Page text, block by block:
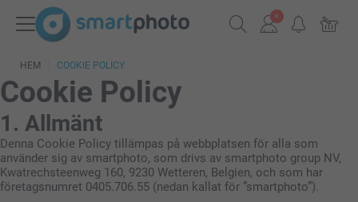
HEM COOKIE POLICY
Cookie Policy
1. Allmänt
Denna Cookie Policy tillämpas på webbplatsen för alla som
använder sig av smartphoto, som drivs av smartphoto group NV,
Kwatrechsteenweg 160, 9230 Wetteren, Belgien, och som har
företagsnumret 0405.706.55 (nedan kallat för ”smartphoto”).